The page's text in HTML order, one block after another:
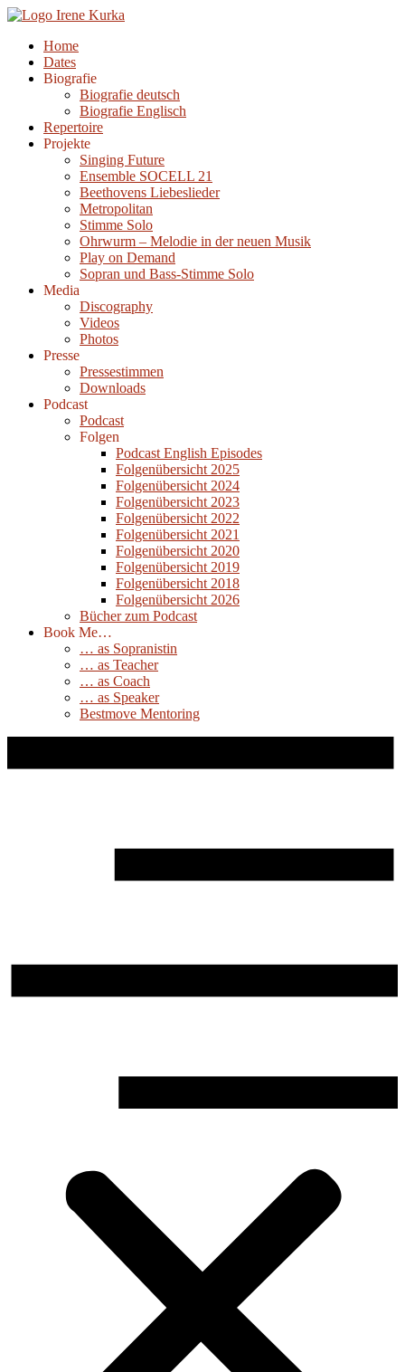
Zum
springenHome
Dates
Biografie
Biografie deutsch
Biografie Englisch
Repertoire
Projekte
Singing Future
Ensemble SOCELL 21
Beethovens Liebeslieder
Metropolitan
Stimme Solo
Ohrwurm – Melodie in der neuen Musik
Play on Demand
Sopran und Bass-Stimme Solo
Media
Discography
Videos
Photos
Presse
Pressestimmen
Downloads
Podcast
Podcast
Folgen
Podcast English Episodes
Folgenübersicht 2025
Folgenübersicht 2024
Folgenübersicht 2023
Folgenübersicht 2022
Folgenübersicht 2021
Folgenübersicht 2020
Folgenübersicht 2019
Folgenübersicht 2018
Folgenübersicht 2026
Bücher zum Podcast
Book Me…
… as Sopranistin
… as Teacher
… as Coach
… as Speaker
Bestmove Mentoring